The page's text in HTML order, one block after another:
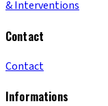
& Interventions
Contact
Contact
Informations